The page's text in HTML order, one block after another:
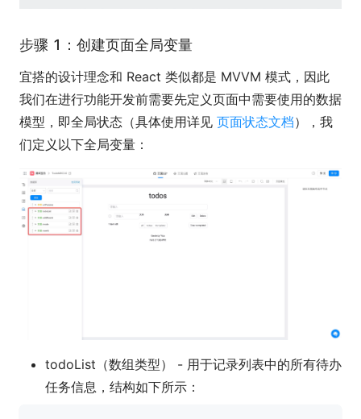
步骤 1：创建页面全局变量
宜搭的设计理念和 React 类似都是 MVVM 模式，因此
我们在进行功能开发前需要先定义页面中需要使用的数据
模型，即全局状态（具体使用详见 页面状态文档），我
们定义以下全局变量：
todoList（数组类型） - 用于记录列表中的所有待办
任务信息，结构如下所示：